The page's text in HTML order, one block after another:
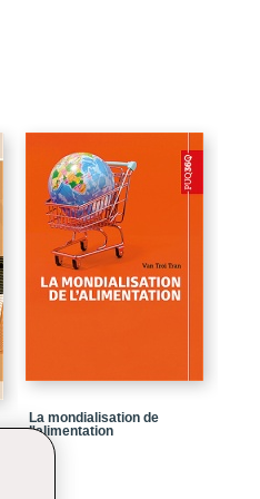
121
145
189
229
377
437
La mondialisation de
l'alimentation